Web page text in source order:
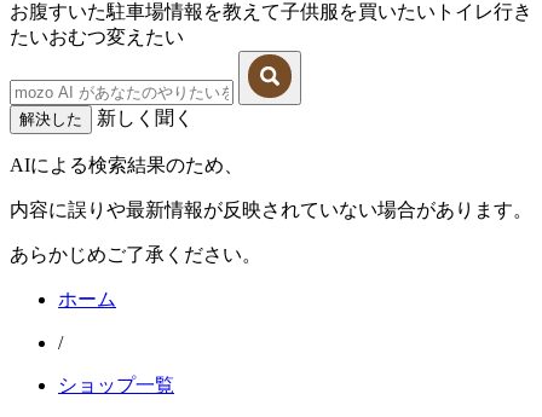
お腹すいた駐車場情報を教えて子供服を買いたい トイレ行き
たいおむつ変えたい
解決した 新しく聞く
AIによる検索結果のため、
内容に誤りや最新情報が反映されていない場合があります。
あらかじめご了承ください。
ホーム
/
ショップ一覧